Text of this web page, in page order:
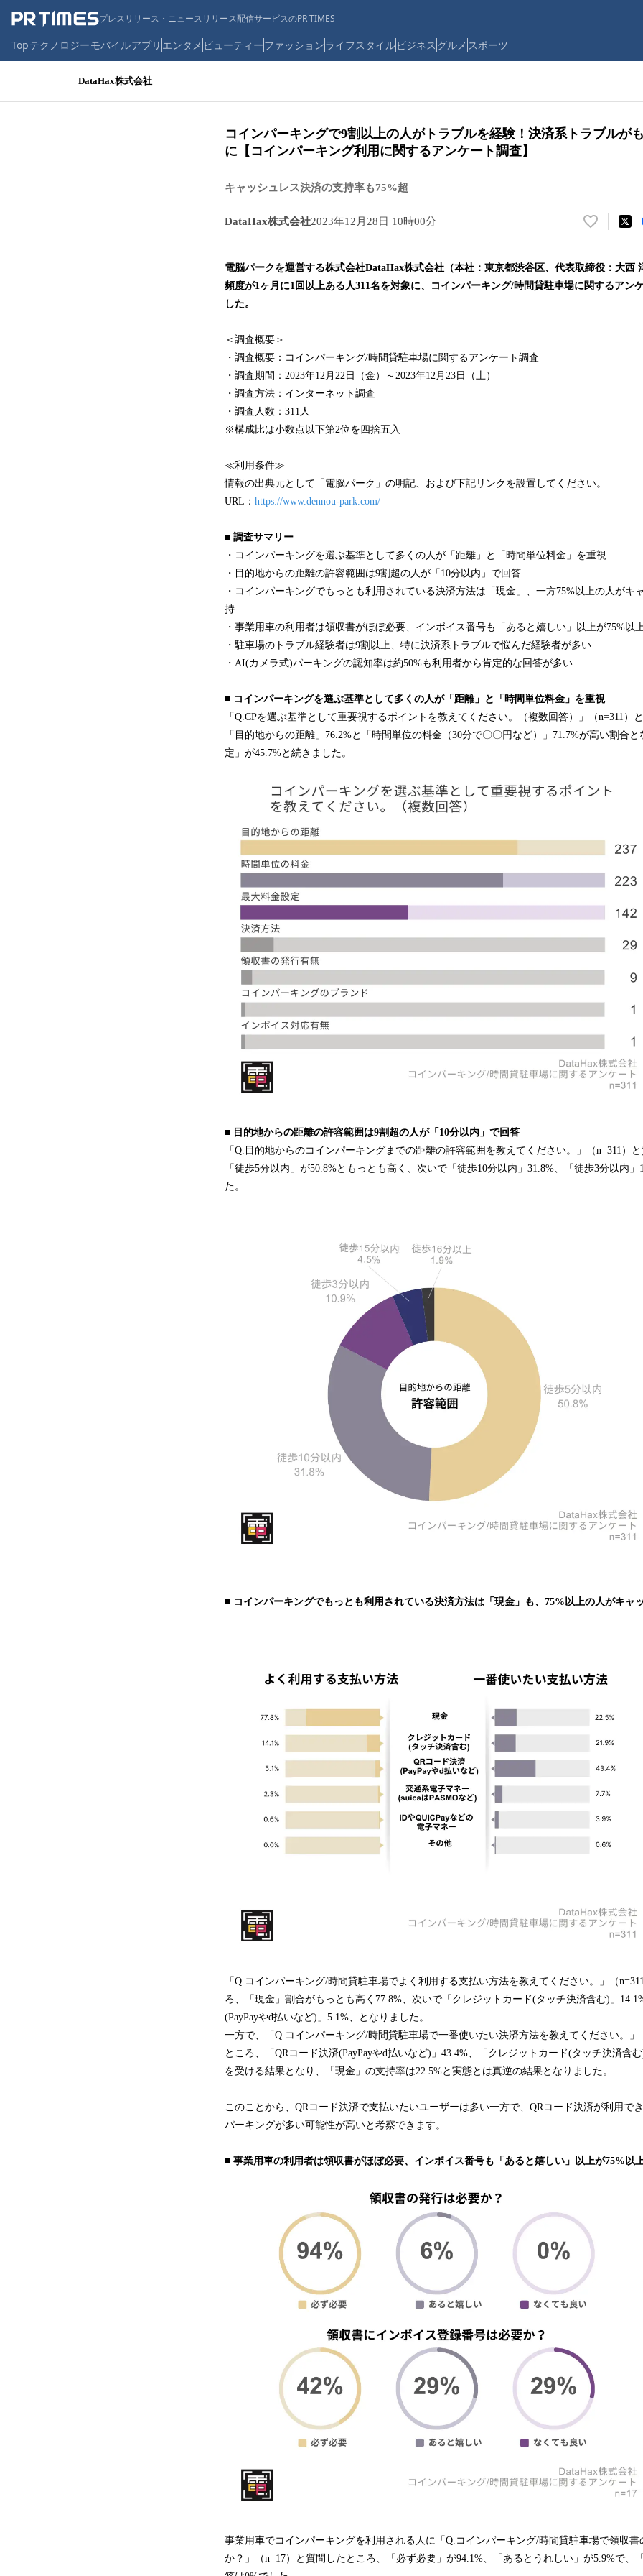
プレスリリース・ニュースリリース配信サービスのPR TIMES
Topテクノロジーモバイルアプリ エンタメ ビューティーファッションライフスタイルビジネス グルメ スポーツ
DataHax株式会社
コインパーキングで9割以上の人がトラブルを経験！決済系トラブルが
に【コインパーキング利用に関するアンケート調査】
キャッシュレス決済の支持率も75%超
DataHax株式会社2023年12月28日 10時00分
い
！
数
電脳パークを運営する株式会社DataHax株式会社（本社：東京都渋谷区、代表取締役：大西
頻度が1ヶ月に1回以上ある人311名を対象に、コインパーキング/時間貸駐車場に関するアン
した。
＜調査概要＞
・調査概要：コインパーキング/時間貸駐車場に関するアンケート調査
・調査期間：2023年12月22日（金）～2023年12月23日（土）
・調査方法：インターネット調査
・調査人数：311人
※構成比は小数点以下第2位を四捨五入
≪利用条件≫
情報の出典元として「電脳パーク」の明記、および下記リンクを設置してください。
URL： https://www.dennou-park.com/
■ 調査サマリー
・コインパーキングを選ぶ基準として多くの人が「距離」と「時間単位料金」を重視
・目的地からの距離の許容範囲は9割超の人が「10分以内」で回答
・コインパーキングでもっとも利用されている決済方法は「現金」、一方75%以上の人がキ
持
・事業用車の利用者は領収書がほぼ必要、インボイス番号も「あると嬉しい」以上が75%以
・駐車場のトラブル経験者は9割以上、特に決済系トラブルで悩んだ経験者が多い
・AI(カメラ式)パーキングの認知率は約50%も利用者から肯定的な回答が多い
■ コインパーキングを選ぶ基準として多くの人が「距離」と「時間単位料金」を重視
「Q.CPを選ぶ基準として重要視するポイントを教えてください。（複数回答）」（n=311）
「目的地からの距離」76.2%と「時間単位の料金（30分で〇〇円など）」71.7%が高い割合
定」が45.7%と続きました。
■ 目的地からの距離の許容範囲は9割超の人が「10分以内」で回答
「Q.目的地からのコインパーキングまでの距離の許容範囲を教えてください。」（n=311）と
「徒歩5分以内」が50.8%ともっとも高く、次いで「徒歩10分以内」31.8%、「徒歩3分以内」
た。
■ コインパーキングでもっとも利用されている決済方法は「現金」も、75%以上の人がキャ
「Q.コインパーキング/時間貸駐車場でよく利用する支払い方法を教えてください。」（
ろ、「現金」割合がもっとも高く77.8%、次いで「クレジットカード(タッチ決済含む)」
(PayPayやd払いなど)」5.1%、となりました。
一方で、「Q.コインパーキング/時間貸駐車場で一番使いたい決済方法を教えてください。」
ところ、「QRコード決済(PayPayやd払いなど)」43.4%、「クレジットカード(タッチ決済含
を受ける結果となり、「現金」の支持率は22.5%と実態とは真逆の結果となりました。
このことから、QRコード決済で支払いたいユーザーは多い一方で、QRコード決済が利用で
パーキングが多い可能性が高いと考察できます。
■ 事業用車の利用者は領収書がほぼ必要、インボイス番号も「あると嬉しい」以上が75%以
事業用車でコインパーキングを利用される人に「Q.コインパーキング/時間貸駐車場で領収書
か？」（n=17）と質問したところ、「必ず必要」が94.1%、「あるとうれしい」が5.9%で、